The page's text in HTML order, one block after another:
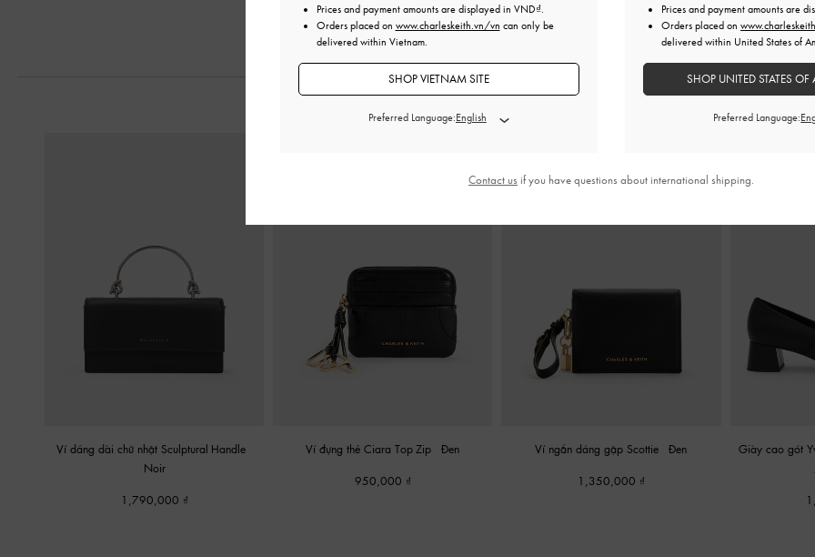
Ví dáng dài chữ nhật Sculptural-Handle
Noir
1,790,000
Ví đựng thẻ Ciara Top-Zip -Đen
950,000
Ví ngắn dáng gập Scottie -Đen
1,350,000
Giày cao gót
Prices and payment amounts are displayed in VND .
Orders placed on www.charleskeith.vn/vn can only be
delivered within Vietnam.
SHOP VIETNAM SITE
Preferred Language:
Prices and payment amounts are
Orders placed on
delivered within United States of
SHOP UNITED STATES OF
Preferred Language:
Contact us if you have questions about international shipping.